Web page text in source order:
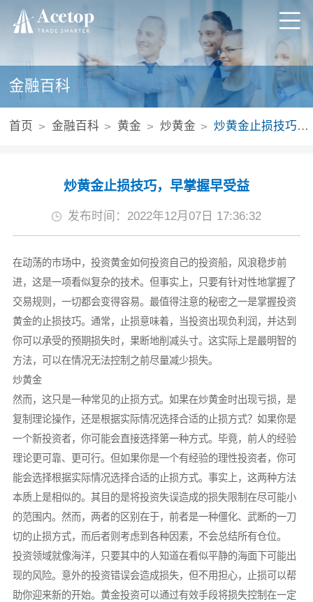
金融百科
首页 金融百科 黄金 炒黄金 炒黄金止损技巧，早掌握早受益
炒黄金止损技巧，早掌握早受益
发布时间：2022年12月07日 17:36:32
在动荡的市场中，投资黄金如何投资自己的投资船，风浪稳步前
进，这是一项看似复杂的技术。但事实上，只要有针对性地掌握了
交易规则，一切都会变得容易。最值得注意的秘密之一是掌握投资
黄金的止损技巧。通常，止损意味着，当投资出现负利润，并达到
你可以承受的预期损失时，果断地削减头寸。这实际上是最明智的
方法，可以在情况无法控制之前尽量减少损失。
炒黄金
然而，这只是一种常见的止损方式。如果在炒黄金时出现亏损，是
复制理论操作，还是根据实际情况选择合适的止损方式？如果你是
一个新投资者，你可能会直接选择第一种方式。毕竟，前人的经验
理论更可靠、更可行。但如果你是一个有经验的理性投资者，你可
能会选择根据实际情况选择合适的止损方式。事实上，这两种方法
本质上是相似的。其目的是将投资失误造成的损失限制在尽可能小
的范围内。然而，两者的区别在于，前者是一种僵化、武断的一刀
切的止损方式，而后者则考虑到各种因素，不会总结所有仓位。
投资领域就像海洋，只要其中的人知道在看似平静的海面下可能出
现的风险。意外的投资错误会造成损失，但不用担心，止损可以帮
助你迎来新的开始。黄金投资可以通过有效手段将损失控制在一定